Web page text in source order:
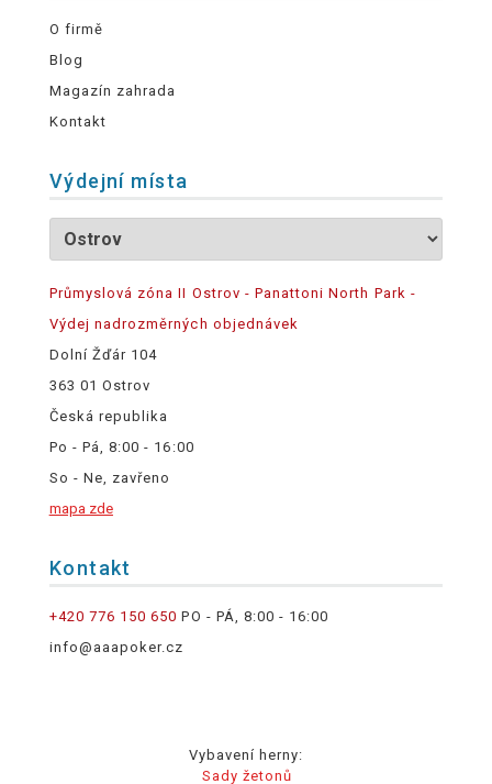
O firmě
Blog
Magazín zahrada
Kontakt
Výdejní místa
Průmyslová zóna II Ostrov - Panattoni North Park -
Výdej nadrozměrných objednávek
Dolní Žďár 104
363 01 Ostrov
Česká republika
Po - Pá, 8:00 - 16:00
So - Ne, zavřeno
mapa zde
Kontakt
+420 776 150 650 PO - PÁ, 8:00 - 16:00
info@aaapoker.cz
Vybavení herny:
Sady žetonů